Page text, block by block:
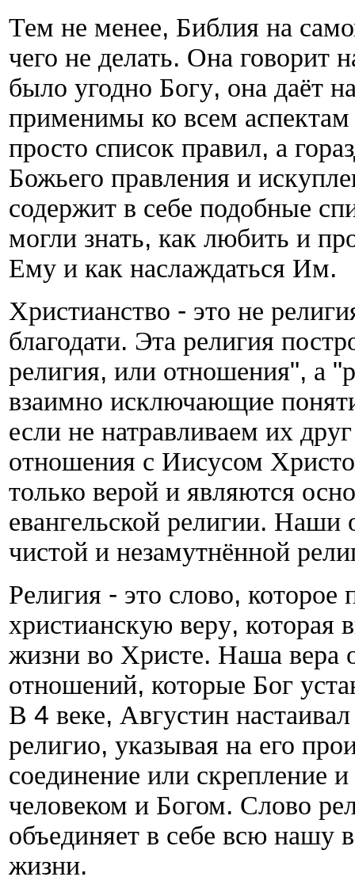
Тем не менее, Библия на
чего не делать. Она говорит
было угодно Богу, она даёт
применимы ко всем
просто список правил, а
Божьего правления и
содержит в себе подобные
могли знать, как любить и
Ему и как наслаждаться Им.
Христианство - это не
благодати. Эта религия
религия, или отношения", а "
взаимно исключающие
если не натравливаем их
отношения с Иисусом
только верой и являются
евангельской религии. Наши
чистой и незамутнённой
Религия - это слово, которое
христианскую веру, которая
жизни во Христе. Наша вера
отношений, которые Бог
В 4 веке, Августин
религио, указывая на его
соединение или скрепление
человеком и Богом. Слово
объединяет в себе всю нашу
жизни.